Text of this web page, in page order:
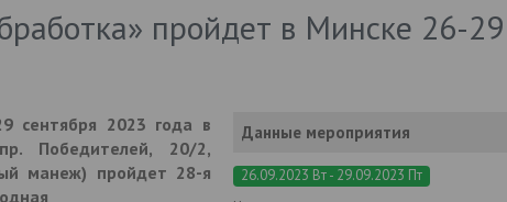
пройдет в Минске 26-29
Данные мероприятия
26.09.2023 Вт - 29.09.2023 Пт
сентября 2023 года в
Победителей, 20/2,
манеж) пройдет 28-я